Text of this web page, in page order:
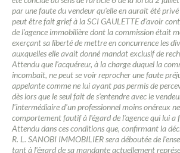
par une faute du vendeur qu'elle en aurait été privé
peut être fait grief à la SCI GAULETTE d'avoir
de l'agence immobilière dont la commission était
exerçant sa liberté de mettre en concurrence les
auxquelles elle avait donné mandat exclusif de
Attendu que l'acquéreur, à la charge duquel la
incombait, ne peut se voir reprocher une faute
appelante comme ne lui ayant pas permis de
dès lors que le seul fait de s'entendre avec le
l'intermédiaire d'un professionnel moins onéreux
comportement fautif à l'égard de l'agence qui lui a
Attendu dans ces conditions que, confirmant la
R. L. SANOBI IMMOBILIER sera déboutée de
tant à l'égard de sa mandante actuellement